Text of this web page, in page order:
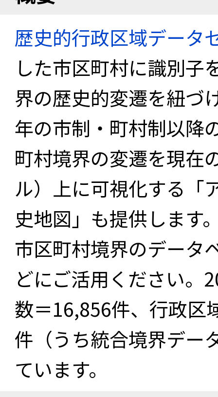
歴史的行政区域データ
した市区町村に識別子
界の歴史的変遷を紐づ
年の市制・町村制以降
町村境界の変遷を現在
ル）上に可視化する「
史地図」も提供します
市区町村境界のデータ
どにご活用ください。
数＝16,856件、行政区
件（うち統合境界デー
ています。